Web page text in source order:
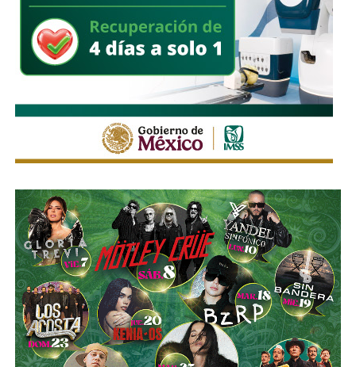
Vial, así como considerar el uso de transporte público para
facilitar la movilidad en los alrededores del recinto.
Estas medidas buscan mantener un flujo vehicular
ordenado y seguro durante la feria, privilegiando tanto la
movilidad de quienes acuden al recinto como la seguridad
de peatones, usuarios del transporte público y habitantes
de las zonas aledañas.
2.0